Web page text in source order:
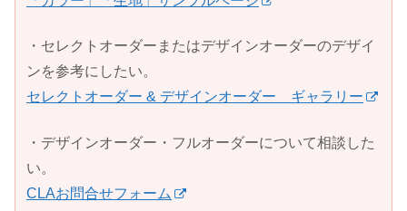
・セレクトオーダーまたはデザインオーダーのデザイ
ンを参考にしたい。
セレクトオーダー & デザインオーダー ギャラリー
・デザインオーダー・フルオーダーについて相談した
い。
CLAお問合せフォーム